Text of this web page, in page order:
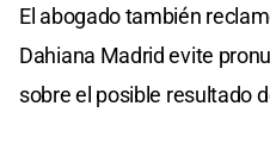
El abogado también
Dahiana Madrid evite
sobre el posible resultado